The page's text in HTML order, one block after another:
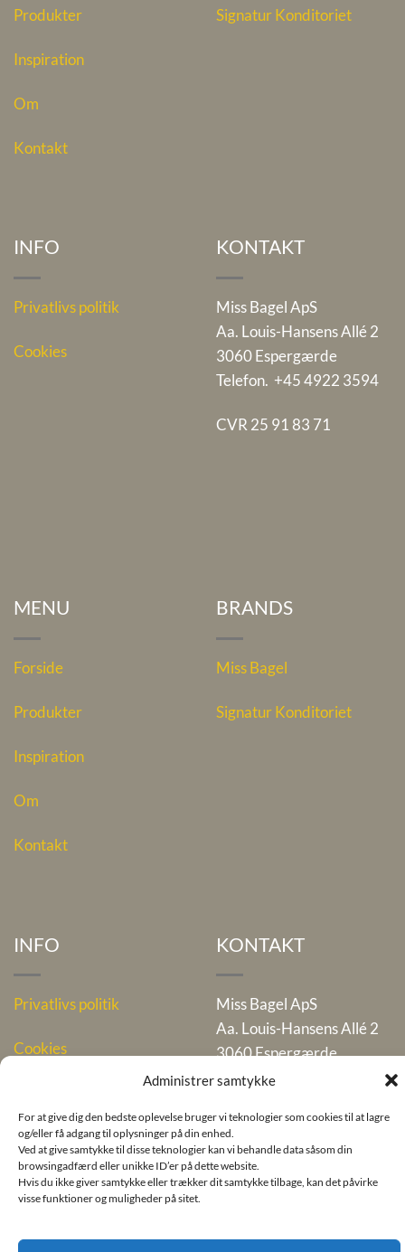
Administrer samtykke
For at give dig den bedste oplevelse bruger vi teknologier som cookies til at lagre
og/eller få adgang til oplysninger på din enhed.
Ved at give samtykke til disse teknologier kan vi behandle data såsom din
browsingadfærd eller unikke ID’er på dette website.
Hvis du ikke giver samtykke eller trækker dit samtykke tilbage, kan det påvirke
visse funktioner og muligheder på sitet.
Produkter
Inspiration
Om
Kontakt
Signatur Konditoriet
INFO
Privatlivs politik
Cookies
KONTAKT
Miss Bagel ApS
Aa. Louis-Hansens Allé 2
3060 Espergærde
Telefon. +45 4922 3594
CVR 25 91 83 71
MENU
Forside
Produkter
Inspiration
Om
Kontakt
BRANDS
Miss Bagel
Signatur Konditoriet
INFO
Privatlivs politik
Cookies
KONTAKT
Miss Bagel ApS
Aa. Louis-Hansens Allé 2
3060 Espergærde
Telefon. +45 4922 3594
CVR 25 91 83 71